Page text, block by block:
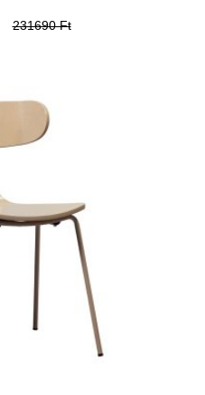
231690 Ft